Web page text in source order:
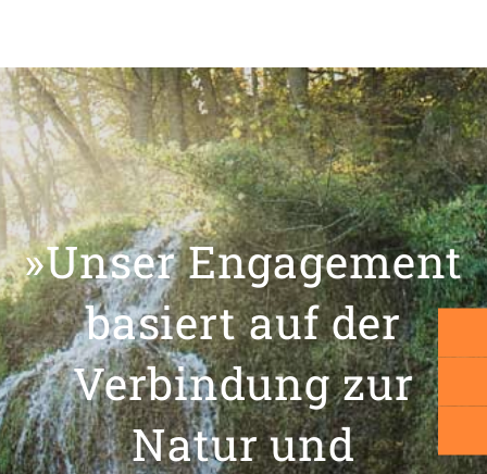
»Unser Engagement
basiert auf der
Verbindung zur
Natur und